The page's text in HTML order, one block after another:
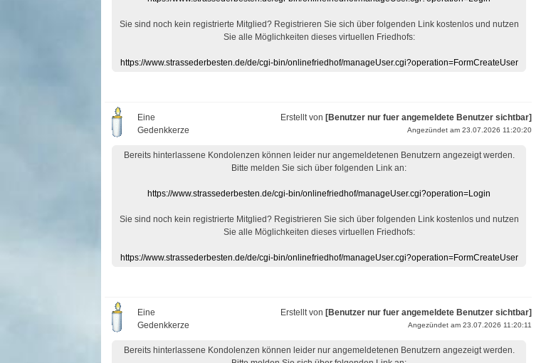
Sie sind noch kein registrierte Mitglied? Registrieren Sie sich über folgenden Link kostenlos und nutzen
Sie alle Möglichkeiten dieses virtuellen Friedhofs:
https://www.strassederbesten.de/de/cgi-bin/onlinefriedhof/manageUser.cgi?operation=FormCreateUser
Eine
Gedenkkerze
Erstellt von [Benutzer nur fuer angemeldete Benutzer sichtbar]
Angezündet am 23.07.2026 11:20:20
Bereits hinterlassene Kondolenzen können leider nur angemeldetenen Benutzern angezeigt werden.
Bitte melden Sie sich über folgenden Link an:
https://www.strassederbesten.de/cgi-bin/onlinefriedhof/manageUser.cgi?operation=Login
Sie sind noch kein registrierte Mitglied? Registrieren Sie sich über folgenden Link kostenlos und nutzen
Sie alle Möglichkeiten dieses virtuellen Friedhofs:
https://www.strassederbesten.de/de/cgi-bin/onlinefriedhof/manageUser.cgi?operation=FormCreateUser
Eine
Gedenkkerze
Erstellt von [Benutzer nur fuer angemeldete Benutzer sichtbar]
Angezündet am 23.07.2026 11:20:11
Bereits hinterlassene Kondolenzen können leider nur angemeldetenen Benutzern angezeigt werden.